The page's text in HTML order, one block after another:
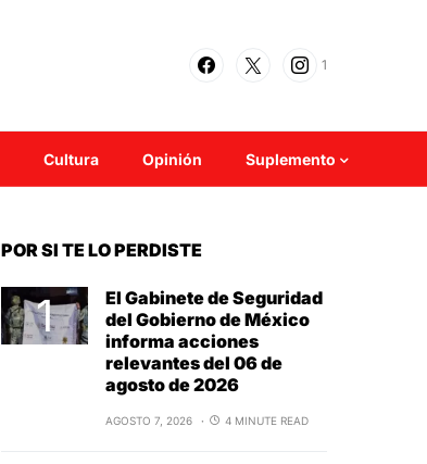
1
Cultura Opinión Suplemento
POR SI TE LO PERDISTE
El Gabinete de Seguridad
del Gobierno de México
informa acciones
relevantes del 06 de
agosto de 2026
AGOSTO 7, 2026 4 MINUTE READ